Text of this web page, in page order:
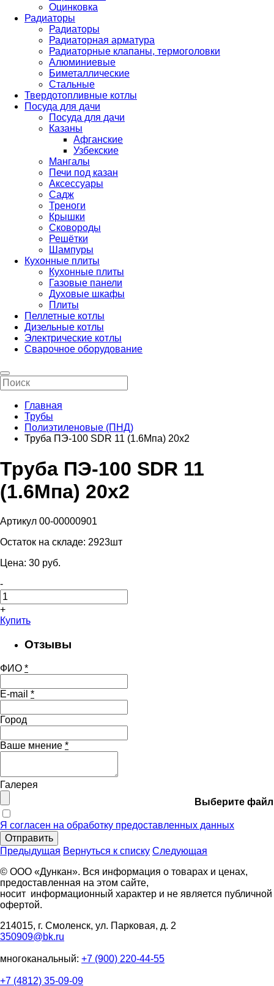
Оцинковка
Радиаторы
Радиаторы
Радиаторная арматура
Радиаторные клапаны, термоголовки
Алюминиевые
Биметаллические
Стальные
Твердотопливные котлы
Посуда для дачи
Посуда для дачи
Казаны
Афганские
Узбекские
Мангалы
Печи под казан
Аксессуары
Садж
Треноги
Крышки
Сковороды
Решётки
Шампуры
Кухонные плиты
Кухонные плиты
Газовые панели
Духовые шкафы
Плиты
Пеллетные котлы
Дизельные котлы
Электрические котлы
Сварочное оборудование
Главная
Трубы
Полиэтиленовые (ПНД)
Труба ПЭ-100 SDR 11 (1.6Мпа) 20х2
Труба ПЭ-100 SDR 11
(1.6Мпа) 20х2
Артикул 00-00000901
Остаток на складе: 2923шт
Цена: 30 pуб.
-
+
Купить
Отзывы
ФИО *
E-mail *
Город
Ваше мнение *
Галерея
Выберите файл
Я согласен на обработку предоставленных данных
Отправить
Предыдущая Вернуться к списку Следующая
© ООО «Дункан». Вся информация о товарах и ценах,
предоставленная на этом сайте,
носит информационный характер и не является публичной
офертой.
214015, г. Смоленск, ул. Парковая, д. 2
350909@bk.ru
многоканальный: +7 (900) 220-44-55
+7 (4812) 35-09-09